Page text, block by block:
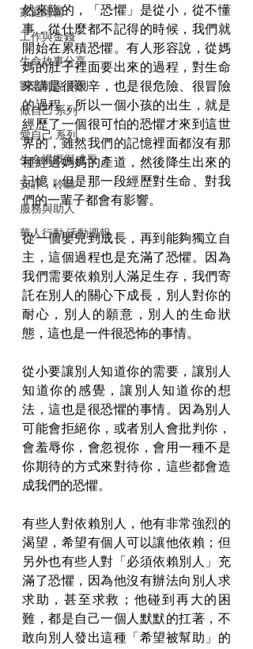
家庭經營
工作與金錢
生命故事分享
劉老師說 系列
做自己 系列
愛自己 系列
生命灌溉與成長
安靜，聆聽
服務與助人
華人行動 活動週報
然來臨的，「恐懼」是從小，從不懂
事，從什麼都不記得的時候，我們就
開始在累積恐懼。有人形容說，從媽
媽的肚子裡面要出來的過程，對生命
來講是很艱辛，也是很危險、很冒險
的過程，所以一個小孩的出生，就是
經歷了一個很可怕的恐懼才來到這世
界的，雖然我們的記憶裡面都沒有那
種經過媽媽的產道，然後降生出來的
記憶，但是那一段經歷對生命、對我
們的一輩子都會有影響。
從一個嬰兒到成長，再到能夠獨立自
主，這個過程也是充滿了恐懼。因為
我們需要依賴別人滿足生存，我們寄
託在別人的關心下成長，別人對你的
耐心，別人的願意，別人的生命狀
態，這也是一件很恐怖的事情。
從小要讓別人知道你的需要，讓別人
知道你的感覺，讓別人知道你的想
法，這也是很恐懼的事情。因為別人
可能會拒絕你，或者別人會批判你，
會羞辱你，會忽視你，會用一種不是
你期待的方式來對待你，這些都會造
成我們的恐懼。
有些人對依賴別人，他有非常強烈的
渴望，希望有個人可以讓他依賴；但
另外也有些人對「必須依賴別人」充
滿了恐懼，因為他沒有辦法向別人求
求助，甚至求救；他碰到再大的困
難，都是自己一個人默默的扛著，不
敢向別人發出這種「希望被幫助」的